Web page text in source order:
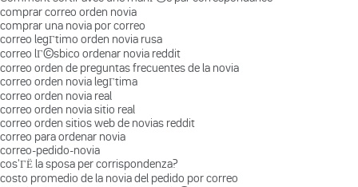
comprar correo orden novia
comprar una novia por correo
correo legГ­timo orden novia rusa
correo lГ©sbico ordenar novia reddit
correo orden de preguntas frecuentes de la novia
correo orden novia legГ­tima
correo orden novia real
correo orden novia sitio real
correo orden sitios web de novias reddit
correo para ordenar novia
correo-pedido-novia
cos'ГЁ la sposa per corrispondenza?
costo promedio de la novia del pedido por correo